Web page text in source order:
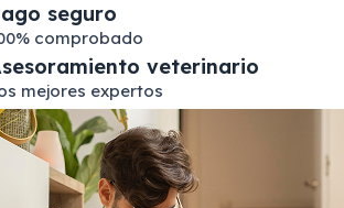
seguro
comprobado
veterinario
mejores expertos